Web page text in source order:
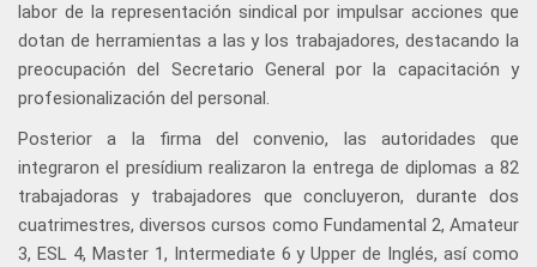
labor de la representación sindical por impulsar acciones que
dotan de herramientas a las y los trabajadores, destacando la
preocupación del Secretario General por la capacitación y
profesionalización del personal.
Posterior a la firma del convenio, las autoridades que
integraron el presídium realizaron la entrega de diplomas a 82
trabajadoras y trabajadores que concluyeron, durante dos
cuatrimestres, diversos cursos como Fundamental 2, Amateur
3, ESL 4, Master 1, Intermediate 6 y Upper de Inglés, así como